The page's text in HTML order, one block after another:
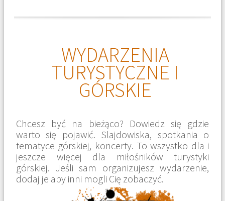
WYDARZENIA
TURYSTYCZNE I
GÓRSKIE
Chcesz być na bieżąco? Dowiedz się gdzie
warto się pojawić. Slajdowiska, spotkania o
tematyce górskiej, koncerty. To wszystko dla i
jeszcze więcej dla miłośników turystyki
górskiej. Jeśli sam organizujesz wydarzenie,
dodaj je aby inni mogli Cię zobaczyć.